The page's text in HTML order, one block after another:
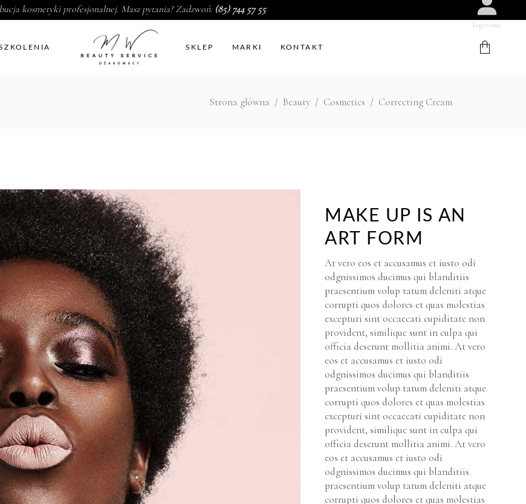
kosmetyki profesjonalnej. Masz pytania? Zadzwoń: (85) 744 57 55
Logowanie
SKLEP MARKI KONTAKT
W koszyku nie ma produktów.
Strona główna / Beauty / Cosmetics / Correcting Cream
MAKE UP IS AN
ART FORM
At vero eos et accusamus et iusto odi
odgnissimos ducimus qui blanditiis
praesentium volup tatum deleniti atque
corrupti quos dolores et quas molestias
excepturi sint occaecati cupiditate non
provident, similique sunt in culpa qui
officia deserunt mollitia animi. At vero
eos et accusamus et iusto odi
odgnissimos ducimus qui blanditiis
praesentium volup tatum deleniti atque
corrupti quos dolores et quas molestias
excepturi sint occaecati cupiditate non
provident, similique sunt in culpa qui
officia deserunt mollitia animi. At vero
eos et accusamus et iusto odi
odgnissimos ducimus qui blanditiis
praesentium volup tatum deleniti atque
corrupti quos dolores et quas molestias